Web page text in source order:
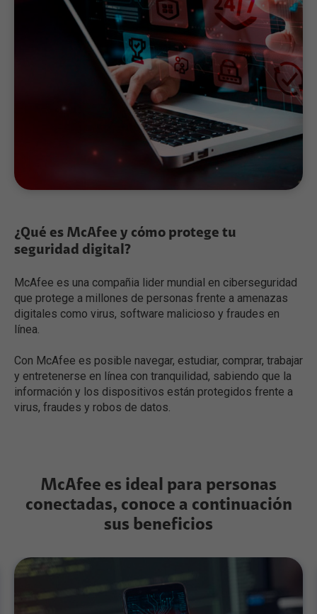
¿Qué es McAfee y cómo protege tu
seguridad digital?
McAfee es una compañia lider mundial en ciberseguridad
que protege a millones de personas frente a amenazas
digitales como virus, software malicioso y fraudes en
línea.
Con McAfee es posible navegar, estudiar, comprar, trabajar
y entretenerse en línea con tranquilidad, sabiendo que la
información y los dispositivos están protegidos frente a
virus, fraudes y robos de datos.
McAfee es ideal para personas
conectadas, conoce a continuación
sus beneficios